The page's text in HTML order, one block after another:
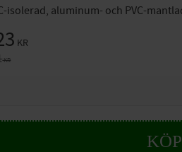
isolerad, aluminum- och PVC-
pris:
KR
pris:
KR
KÖP